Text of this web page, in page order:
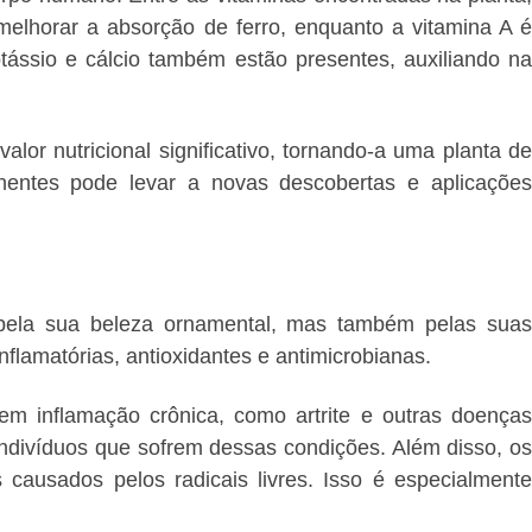
a absorção de ferro, enquanto a vitamina A é
e cálcio também estão presentes, auxiliando na
nutricional significativo, tornando-a uma planta de
pode levar a novas descobertas e aplicações
sua beleza ornamental, mas também pelas suas
antioxidantes e antimicrobianas.
inflamação crônica, como artrite e outras doenças
que sofrem dessas condições. Além disso, os
pelos radicais livres. Isso é especialmente